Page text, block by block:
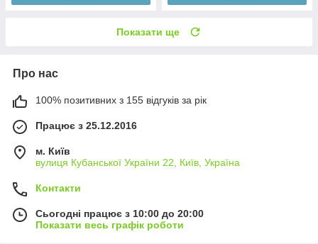
Показати ще
Про нас
100% позитивних з 155 відгуків за рік
Працює з 25.12.2016
м. Київ
вулиця Кубанської України 22, Київ, Україна
Контакти
Сьогодні працює з 10:00 до 20:00
Показати весь графік роботи